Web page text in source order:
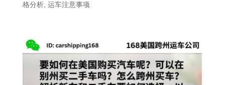
格分析, 运车注意事项